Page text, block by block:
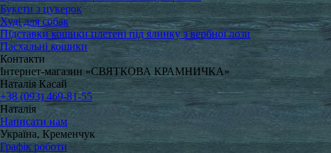
Букети з цукерок
Худі для собак
Підставки кошики плетені під ялинку з вербної лози
Пасхальні кошики
Контакти
Інтернет-магазин «СВЯТКОВА КРАМНИЧКА»
Наталія Касай
+38 (093) 469-81-55
Наталія
Написати нам
Україна, Кременчук
Графік роботи